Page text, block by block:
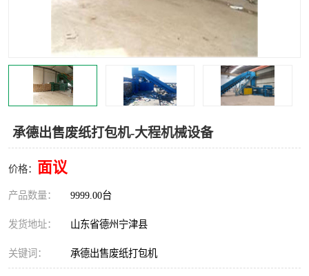
承德出售废纸打包机-大程机械设备
价格： 面议
产品数量： 9999.00台
发货地址： 山东省德州宁津县
关键词： 承德出售废纸打包机
塑料撕碎机 金属撕碎机